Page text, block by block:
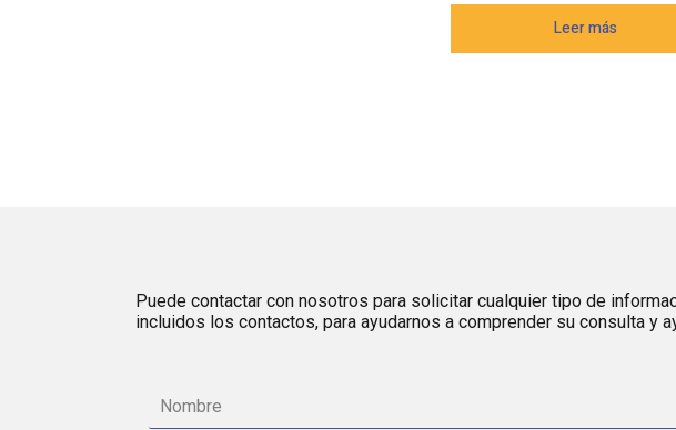
Leer más
Puede contactar con nosotros para solicitar cualquier tipo de
incluidos los contactos, para ayudarnos a comprender su consulta y